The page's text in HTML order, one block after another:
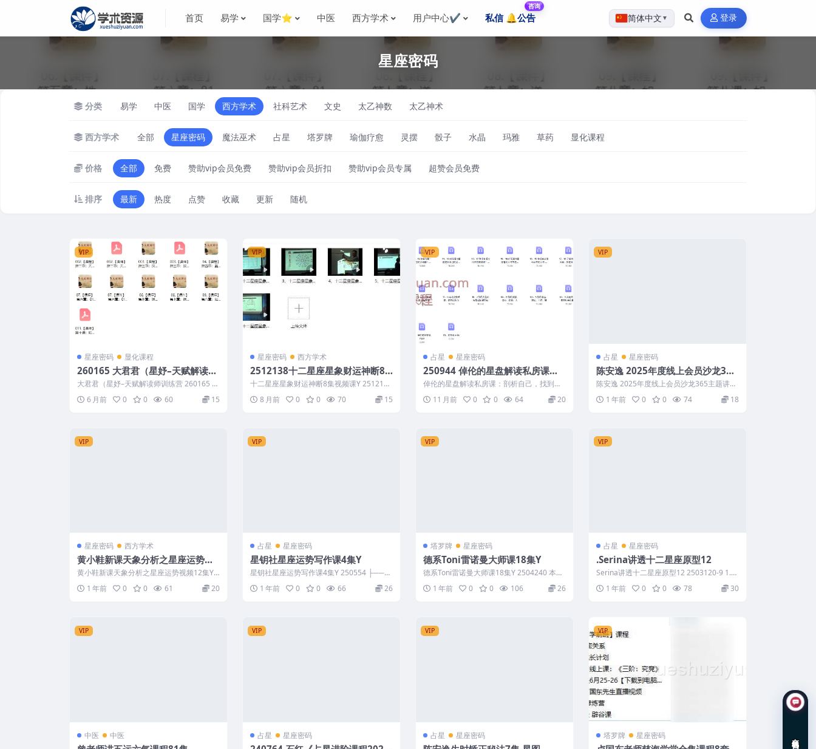
首页 易学 国学⭐ 中医 西方学术 用户中心✔️ 私信 🔔公告
咨询
简体中文 ▼ 登录
星座密码
分类 易学 中医 国学 西方学术 社科艺术 文史 太乙神数 太乙神术
西方学术 全部 星座密码 魔法巫术 占星 塔罗牌 瑜伽疗愈 灵摆 骰子 水晶 玛雅 草药 显化课程
价格 全部 免费 赞助vip会员免费 赞助vip会员折扣 赞助vip会员专属 超赞会员免费
排序 最新 热度 点赞 收藏 更新 随机
VIP
星座密码 显化课程
260165 大君君（星妤–天赋解读师
训练营
大君君（星妤–天赋解读师训练营 260165 0
01.【课程】第一章...
6 月前 0 0 60 15
VIP
星座密码 西方学术
2512138十二星座星象财运神断8
集视频课Y
十二星座星象财运神断8集视频课Y 2512138
├── 3、十二星座星象财运神...
8 月前 0 0 70 15
VIP
占星 星座密码
250944 倬伦的星盘解读私房课：
剖析自己，找到正能量和合拍的人
事物音频+视频2集
倬伦的星盘解读私房课：剖析自己，找到正
能量和合拍的人事物音频+视频2集 2509...
11 月前 0 0 64 20
VIP
占星 星座密码
陈安逸 2025年度线上会员沙龙365
主题讲座视频+音频Y
陈安逸 2025年度线上会员沙龙365主题讲座
视频+音频Y 2506228 ├─...
1 年前 0 0 74 18
VIP
星座密码 西方学术
黄小鞋新课天象分析之星座运势视
频12集Y
黄小鞋新课天象分析之星座运势视频12集Y 2
505272 1：01太阳宫位制与十...
1 年前 0 0 61 20
VIP
占星 星座密码
星钥社星座运势写作课4集Y
星钥社星座运势写作课4集Y 250554 ├──
星钥社 星历表1.jpg ├─...
1 年前 0 0 66 26
VIP
塔罗牌 星座密码
德系Toni雷诺曼大师课18集Y
德系Toni雷诺曼大师课18集Y 2504240 本次
课程将为你带来传统德系雷诺...
1 年前 0 0 106 26
VIP
占星 星座密码
.Serina讲透十二星座原型12
Serina讲透十二星座原型12 2503120-9 1.白
羊座♈原型打卡总结：...
1 年前 0 0 78 30
VIP
中医 中医
VIP
占星 星座密码
VIP
占星 星座密码
VIP
塔罗牌 星座密码